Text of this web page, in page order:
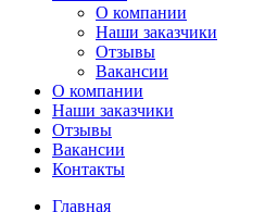
О компании
Наши заказчики
Отзывы
Вакансии
О компании
Наши заказчики
Отзывы
Вакансии
Контакты
Главная